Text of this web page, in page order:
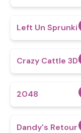
Left Un Sprunki
Crazy Cattle 3D+
2048
Dandy's Retour